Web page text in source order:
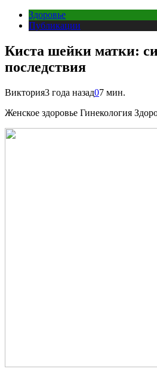
Здоровье
Публикации
Киста шейки матки:
последствия
Виктория3 года назад07 мин.
Женское здоровье Гинекология